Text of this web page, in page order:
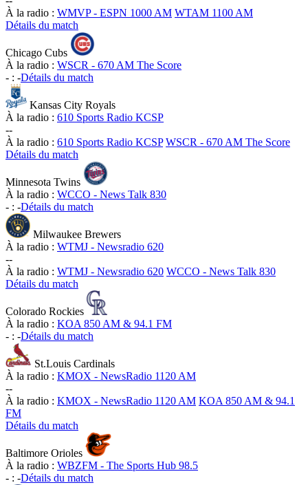
À la radio : WMVP - ESPN 1000 AM WTAM 1100 AM
Détails du match
Chicago Cubs
À la radio : WSCR - 670 AM The Score
- : -Détails du match
Kansas City Royals
À la radio : 610 Sports Radio KCSP
--
À la radio : 610 Sports Radio KCSP WSCR - 670 AM The Score
Détails du match
Minnesota Twins
À la radio : WCCO - News Talk 830
- : -Détails du match
Milwaukee Brewers
À la radio : WTMJ - Newsradio 620
--
À la radio : WTMJ - Newsradio 620 WCCO - News Talk 830
Détails du match
Colorado Rockies
À la radio : KOA 850 AM & 94.1 FM
- : -Détails du match
St.Louis Cardinals
À la radio : KMOX - NewsRadio 1120 AM
--
À la radio : KMOX - NewsRadio 1120 AM KOA 850 AM & 94.1
FM
Détails du match
Baltimore Orioles
À la radio : WBZFM - The Sports Hub 98.5
- : -Détails du match